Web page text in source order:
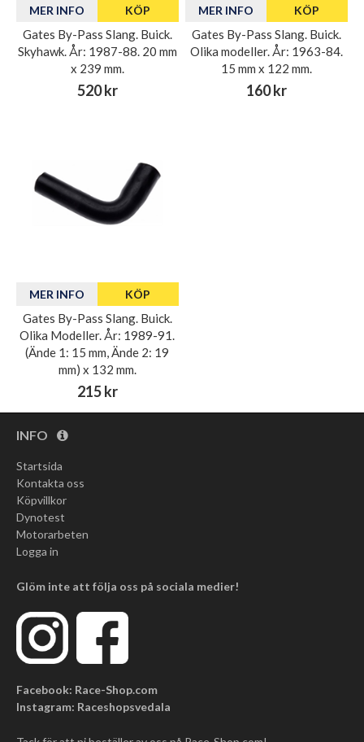
MER INFO KÖP
Gates By-Pass Slang. Buick.
Skyhawk. År: 1987-88. 20 mm
x 239 mm.
520 kr
MER INFO KÖP
Gates By-Pass Slang. Buick.
Olika modeller. År: 1963-84.
15 mm x 122 mm.
160 kr
MER INFO KÖP
Gates By-Pass Slang. Buick.
Olika Modeller. År: 1989-91.
(Ände 1: 15 mm, Ände 2: 19
mm) x 132 mm.
215 kr
INFO
Startsida
Kontakta oss
Köpvillkor
Dynotest
Motorarbeten
Logga in
Glöm inte att följa oss på sociala medier!
Facebook: Race-Shop.com
Instagram: Raceshopsvedala